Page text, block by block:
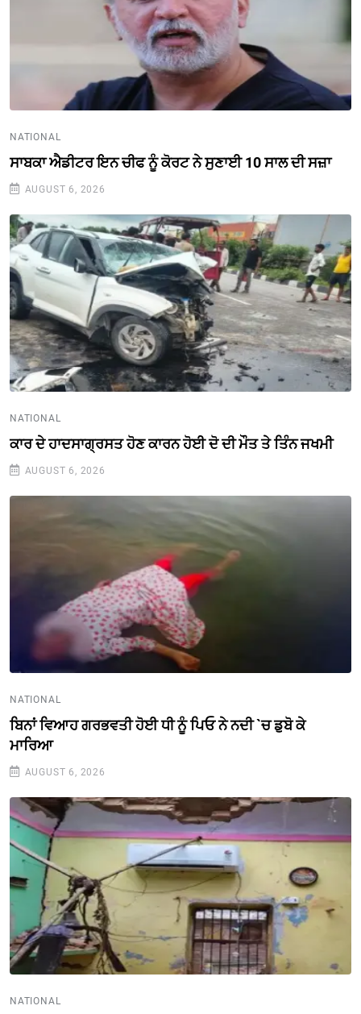
NATIONAL
ਸਾਬਕਾ ਐਡੀਟਰ ਇਨ ਚੀਫ ਨੂੰ ਕੋਰਟ ਨੇ ਸੁਣਾਈ 10 ਸਾਲ ਦੀ ਸਜ਼ਾ
AUGUST 6, 2026
NATIONAL
ਕਾਰ ਦੇ ਹਾਦਸਾਗ੍ਰਸਤ ਹੋਣ ਕਾਰਨ ਹੋਈ ਦੋ ਦੀ ਮੌਤ ਤੇ ਤਿੰਨ ਜਖਮੀ
AUGUST 6, 2026
NATIONAL
ਬਿਨਾਂ ਵਿਆਹ ਗਰਭਵਤੀ ਹੋਈ ਧੀ ਨੂੰ ਪਿਓ ਨੇ ਨਦੀ `ਚ ਡੁਬੋ ਕੇ
ਮਾਰਿਆ
AUGUST 6, 2026
NATIONAL